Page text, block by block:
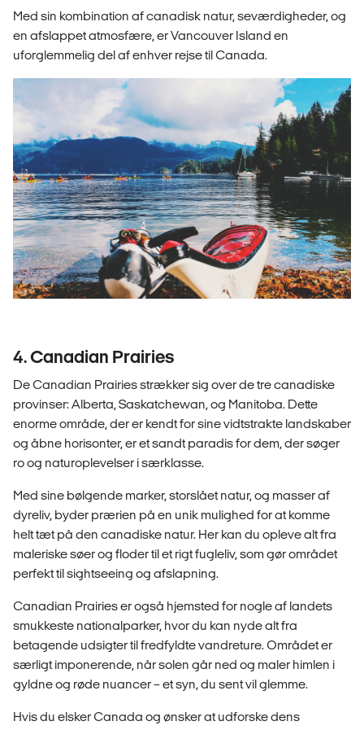
Med sin kombination af canadisk natur, seværdigheder, og
en afslappet atmosfære, er Vancouver Island en
uforglemmelig del af enhver rejse til Canada.
4. Canadian Prairies
De Canadian Prairies strækker sig over de tre canadiske
provinser: Alberta, Saskatchewan, og Manitoba. Dette
enorme område, der er kendt for sine vidtstrakte landskaber
og åbne horisonter, er et sandt paradis for dem, der søger
ro og naturoplevelser i særklasse.
Med sine bølgende marker, storslået natur, og masser af
dyreliv, byder prærien på en unik mulighed for at komme
helt tæt på den canadiske natur. Her kan du opleve alt fra
maleriske søer og floder til et rigt fugleliv, som gør området
perfekt til sightseeing og afslapning.
Canadian Prairies er også hjemsted for nogle af landets
smukkeste nationalparker, hvor du kan nyde alt fra
betagende udsigter til fredfyldte vandreture. Området er
særligt imponerende, når solen går ned og maler himlen i
gyldne og røde nuancer – et syn, du sent vil glemme.
Hvis du elsker Canada og ønsker at udforske dens